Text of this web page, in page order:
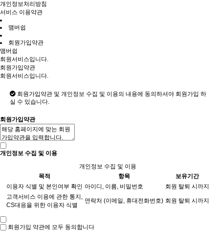
개인정보처리방침
서비스 이용약관
맴버쉽
회원가입약관
맴버쉽
회원서비스입니다.
회원가입약관
회원서비스입니다.
회원가입약관 및 개인정보 수집 및 이용의 내용에 동의하셔야 회원가입 하
실 수 있습니다.
회원가입약관
개인정보 수집 및 이용
개인정보 수집 및 이용
목적
항목
보유기간
이용자 식별 및 본인여부 확인 아이디, 이름, 비밀번호
회원 탈퇴 시까지
고객서비스 이용에 관한 통지,
CS대응을 위한 이용자 식별
연락처 (이메일, 휴대전화번호) 회원 탈퇴 시까지
회원가입 약관에 모두 동의합니다